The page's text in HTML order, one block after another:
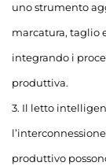
uno strumento
marcatura, taglio
integrando i
produttiva.
3. Il letto
produttivo